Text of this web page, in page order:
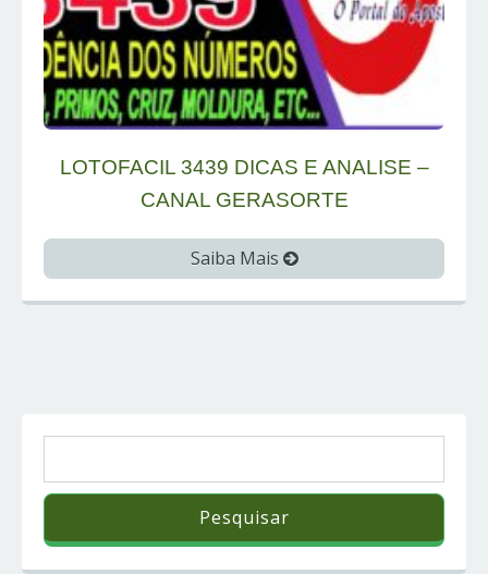
LOTOFACIL 3439 DICAS E ANALISE –
CANAL GERASORTE
Saiba Mais